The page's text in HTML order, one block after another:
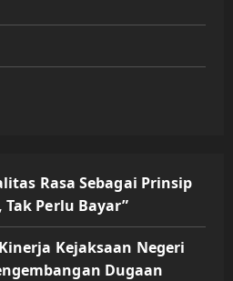
Rasa Sebagai Prinsip
Perlu Bayar”
Kejaksaan Negeri
Dugaan